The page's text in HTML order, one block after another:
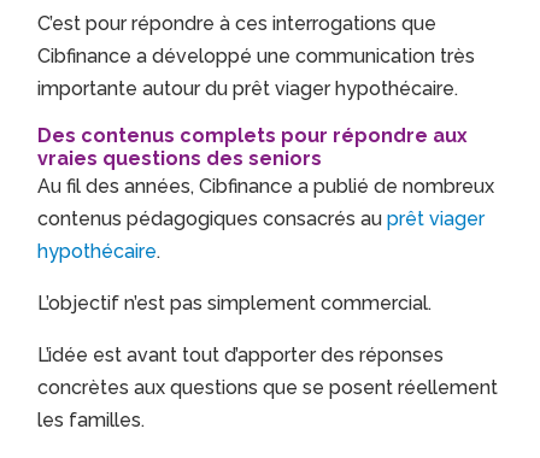
C’est pour répondre à ces interrogations que
Cibfinance a développé une communication très
importante autour du prêt viager hypothécaire.
Des contenus complets pour répondre aux
vraies questions des seniors
Au fil des années, Cibfinance a publié de nombreux
contenus pédagogiques consacrés auprêt viager
hypothécaire.
L’objectif n’est pas simplement commercial.
L’idée est avant tout d’apporter des réponses
concrètes aux questions que se posent réellement
les familles.